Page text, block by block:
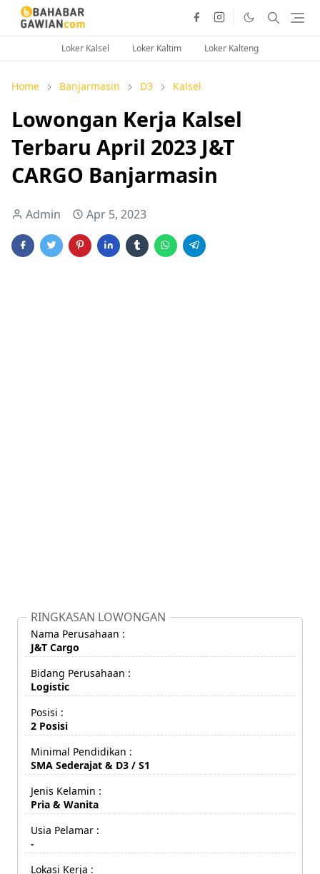
Loker Kalsel Loker Kaltim Loker Kalteng
Home Banjarmasin D3 Kalsel
Lowongan Kerja Kalsel
Terbaru April 2023 J&T
CARGO Banjarmasin
Admin Apr 5, 2023
RINGKASAN LOWONGAN
Nama Perusahaan :
J&T Cargo
Bidang Perusahaan :
Logistic
Posisi :
2 Posisi
Minimal Pendidikan :
SMA Sederajat & D3 / S1
Jenis Kelamin :
Pria & Wanita
Usia Pelamar :
-
Lokasi Kerja :